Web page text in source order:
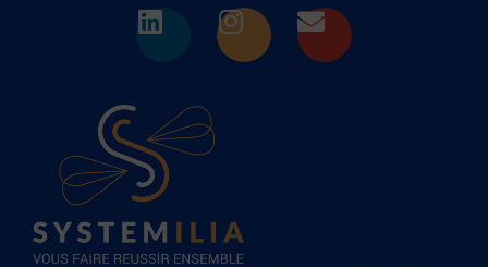
e
d
i
m
E